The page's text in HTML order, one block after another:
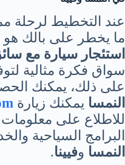
عند التخطيط لرحلة
ما يخطر على بالك هو
استئجار سيارة مع
سواق فكرة مثالية
على ذلك، يمكنك
النمسا يمكنك زيارة
للاطلاع على
البرامج السياحية
النمسا وفيينا.